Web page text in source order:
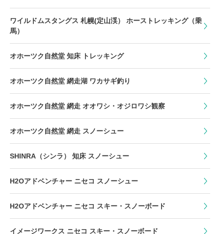
ワイルドムスタングス 札幌(定山渓） ホーストレッキング（乗
馬）
オホーツク自然堂 知床 トレッキング
オホーツク自然堂 網走湖 ワカサギ釣り
オホーツク自然堂 網走 オオワシ・オジロワシ観察
オホーツク自然堂 網走 スノーシュー
SHINRA（シンラ） 知床 スノーシュー
H2Oアドベンチャー ニセコ スノーシュー
H2Oアドベンチャー ニセコ スキー・スノーボード
イメージワークス ニセコ スキー・スノーボード